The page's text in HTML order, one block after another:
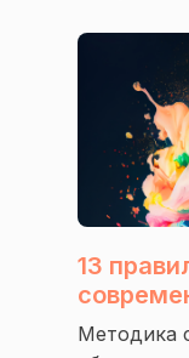
13
Методика
Индивидуальный
Тихомирова Елена
ИНН 773128341290